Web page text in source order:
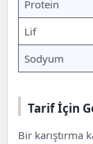
Protein
Lif
Sodyum
Tarif İçin
Bir karıştırma